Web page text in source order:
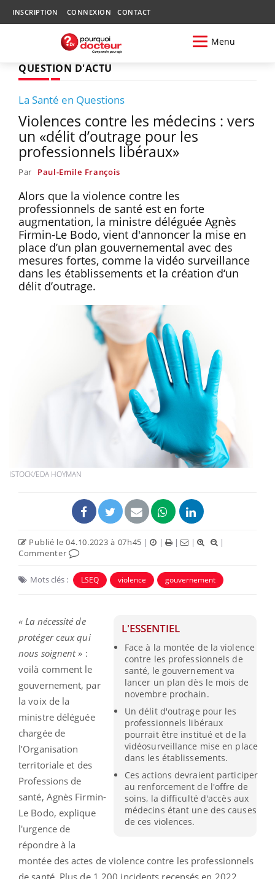
INSCRIPTION CONNEXION CONTACT
Menu
QUESTION D'ACTU
La Santé en Questions
Violences contre les médecins : vers
un «délit d’outrage pour les
professionnels libéraux»
Par Paul-Emile François
Alors que la violence contre les
professionnels de santé est en forte
augmentation, la ministre déléguée Agnès
Firmin-Le Bodo, vient d'annoncer la mise en
place d’un plan gouvernemental avec des
mesures fortes, comme la vidéo surveillance
dans les établissements et la création d‘un
délit d’outrage.
ISTOCK/EDA HOYMAN
Publié le 04.10.2023 à 07h45 | | | |
|
Commenter
Mots clés : LSEQ violence gouvernement
L'ESSENTIEL
Face à la montée de la violence
contre les professionnels de
santé, le gouvernement va
lancer un plan dès le mois de
novembre prochain.
Un délit d'outrage pour les
professionnels libéraux
pourrait être institué et de la
vidéosurveillance mise en place
dans les établissements.
Ces actions devraient participer
au renforcement de l'offre de
soins, la difficulté d'accès aux
médecins étant une des causes
de ces violences.
« La nécessité de
protéger ceux qui
nous soignent » :
voilà comment le
gouvernement, par
la voix de la
ministre déléguée
chargée de
l’Organisation
territoriale et des
Professions de
santé, Agnès Firmin-
Le Bodo, explique
l'urgence de
répondre à la
montée des actes de violence contre les professionnels
de santé. Plus de 1.200 incidents recensés en 2022